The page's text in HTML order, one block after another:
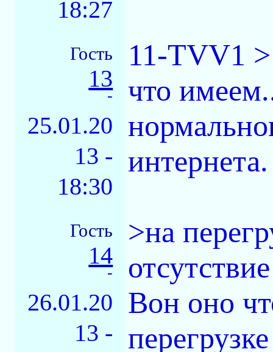
18:27
Гость
13
-
25.01.20
13 -
18:30
11-TVV1
что
интернета.
Гость
14
-
26.01.20
13 -
>на
Вон оно